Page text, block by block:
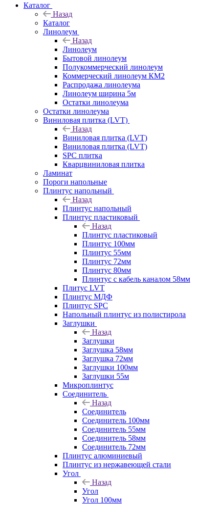
Каталог
Назад
Каталог
Линолеум
Назад
Линолеум
Бытовой линолеум
Полукоммерческий линолеум
Коммерческий линолеум КМ2
Распродажа линолеума
Линолеум ширина 5м
Остатки линолеума
Остатки линолеума
Виниловая плитка (LVT)
Назад
Виниловая плитка (LVT)
Виниловая плитка (LVT)
SPC плитка
Кварцвиниловая плитка
Ламинат
Пороги напольные
Плинтус напольный
Назад
Плинтус напольный
Плинтус пластиковый
Назад
Плинтус пластиковый
Плинтус 100мм
Плинтус 55мм
Плинтус 72мм
Плинтус 80мм
Плинтус с кабель каналом 58мм
Плитус LVT
Плинтус МДФ
Плинтус SPC
Напольный плинтус из полистирола
Заглушки
Назад
Заглушки
Заглушка 58мм
Заглушка 72мм
Заглушки 100мм
Заглушки 55м
Микроплинтус
Соединитель
Назад
Соединитель
Соединитель 100мм
Соединитель 55мм
Соединитель 58мм
Соединитель 72мм
Плинтус алюминиевый
Плинтус из нержавеющей стали
Угол
Назад
Угол
Угол 100мм